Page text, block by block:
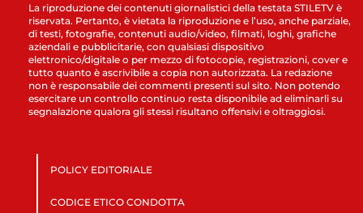
La riproduzione dei contenuti giornalistici della testata STILETV è
riservata. Pertanto, è vietata la riproduzione e l’uso, anche parziale,
di testi, fotografie, contenuti audio/video, filmati, loghi, grafiche
aziendali e pubblicitarie, con qualsiasi dispositivo
elettronico/digitale o per mezzo di fotocopie, registrazioni, cover e
tutto quanto è ascrivibile a copia non autorizzata. La redazione
non è responsabile dei commenti presenti sul sito. Non potendo
esercitare un controllo continuo resta disponibile ad eliminarli su
segnalazione qualora gli stessi risultano offensivi e oltraggiosi.
POLICY EDITORIALE
CODICE ETICO CONDOTTA